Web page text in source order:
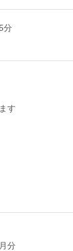
分
す
分